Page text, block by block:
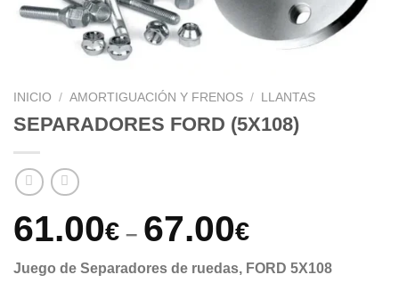
INICIO / AMORTIGUACIÓN Y FRENOS / LLANTAS
SEPARADORES FORD (5X108)
61.00€ – 67.00€
Juego de Separadores de ruedas, FORD 5X108